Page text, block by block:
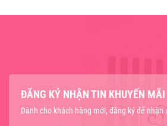
ĐĂNG KÝ NHẬN TIN KHUYẾN MÃI
Dành cho khách hàng mới, đăng ký để